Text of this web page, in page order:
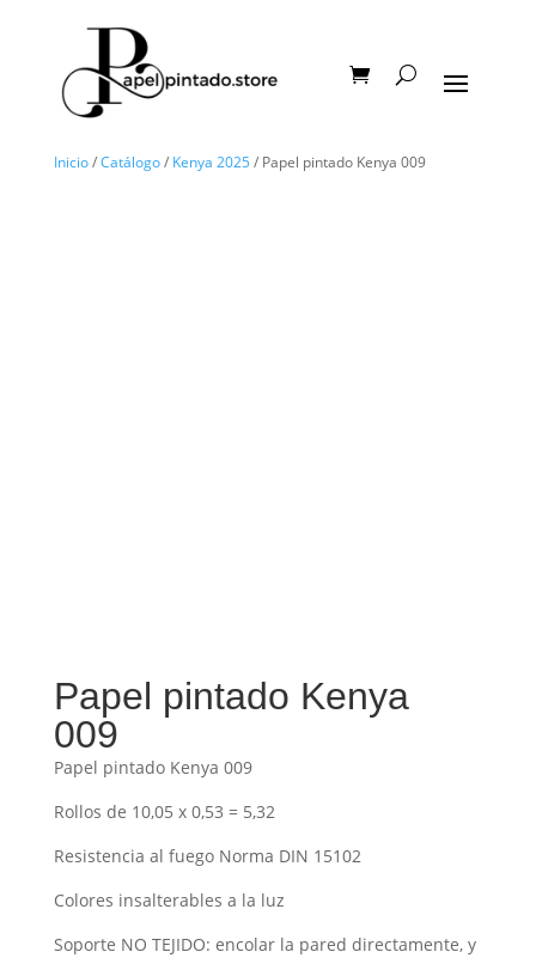
Inicio/Catálogo/ Kenya 2025/ Papel pintado Kenya 009
Papel pintado Kenya
009
Papel pintado Kenya 009
Rollos de 10,05 x 0,53 = 5,32
Resistencia al fuego Norma DIN 15102
Colores insalterables a la luz
Soporte NO TEJIDO: encolar la pared directamente, y